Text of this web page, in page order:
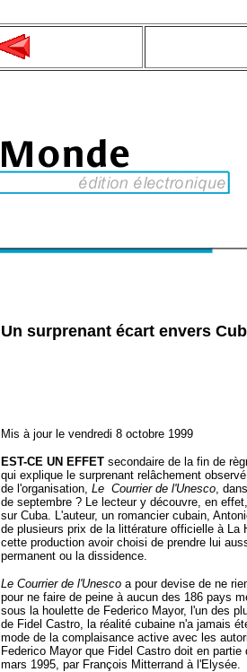
Un surprenant écart envers
Mis à jour le vendredi 8 octobre 1999
EST-CE UN EFFET secondaire de la fin de
qui explique le surprenant relâchement
de l'organisation, Le Courrier de l'Unesco,
de septembre ? Le lecteur y découvre, en
sur Cuba. L'auteur, un romancier cubain,
de plusieurs prix de la littérature officielle à La
cette production avoir choisi de prendre lui
permanent ou la dissidence.
Le Courrier de l'Unesco a pour devise de ne
pour ne faire de peine à aucun des 186 pays
sous la houlette de Federico Mayor, l'un des
de Fidel Castro, la réalité cubaine n'a jamais
mode de la complaisance active avec les
Federico Mayor que Fidel Castro doit en partie
mars 1995, par François Mitterrand à l'Elysée.